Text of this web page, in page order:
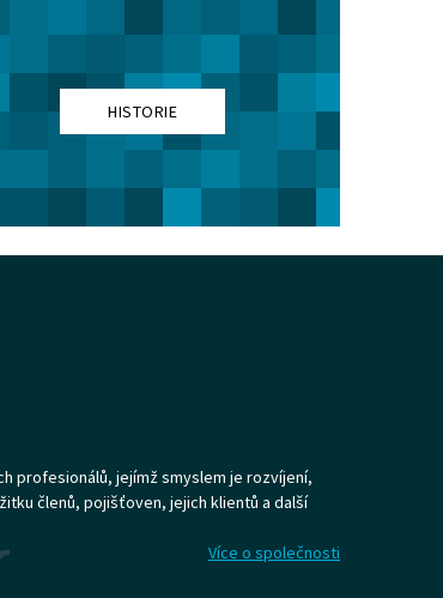
HISTORIE
profesionálů, jejímž smyslem je rozvíjení,
členů, pojišťoven, jejich klientů a další
Více o společnosti